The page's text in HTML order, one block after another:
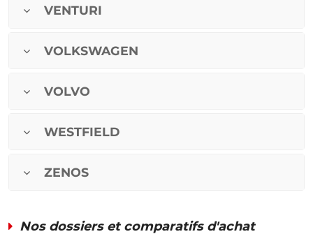
VENTURI
VOLKSWAGEN
VOLVO
WESTFIELD
ZENOS
Nos dossiers et comparatifs d'achat